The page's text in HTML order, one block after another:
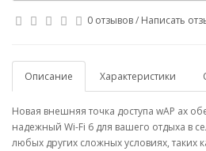
0 отзывов/ Написать
Описание Характеристики
Новая внешняя точка доступа wAP ax
надежный Wi-Fi 6 для вашего отдыха в
любых других сложных условиях, таких